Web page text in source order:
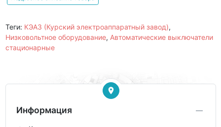
Теги: КЭАЗ (Курский электроаппаратный завод),
Низковольтное оборудование, Автоматические выключатели
стационарные
Информация